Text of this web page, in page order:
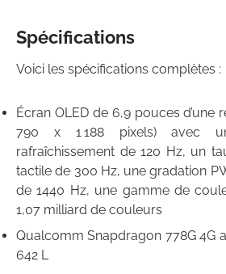
Spécifications
Voici les spécifications complètes :
Écran OLED de 6,9 pouces d’une
790 x 1 188 pixels) avec
rafraîchissement de 120 Hz, un
tactile de 300 Hz, une gradation
de 1440 Hz, une gamme de
1,07 milliard de couleurs
Qualcomm Snapdragon 778G 4G
642 L